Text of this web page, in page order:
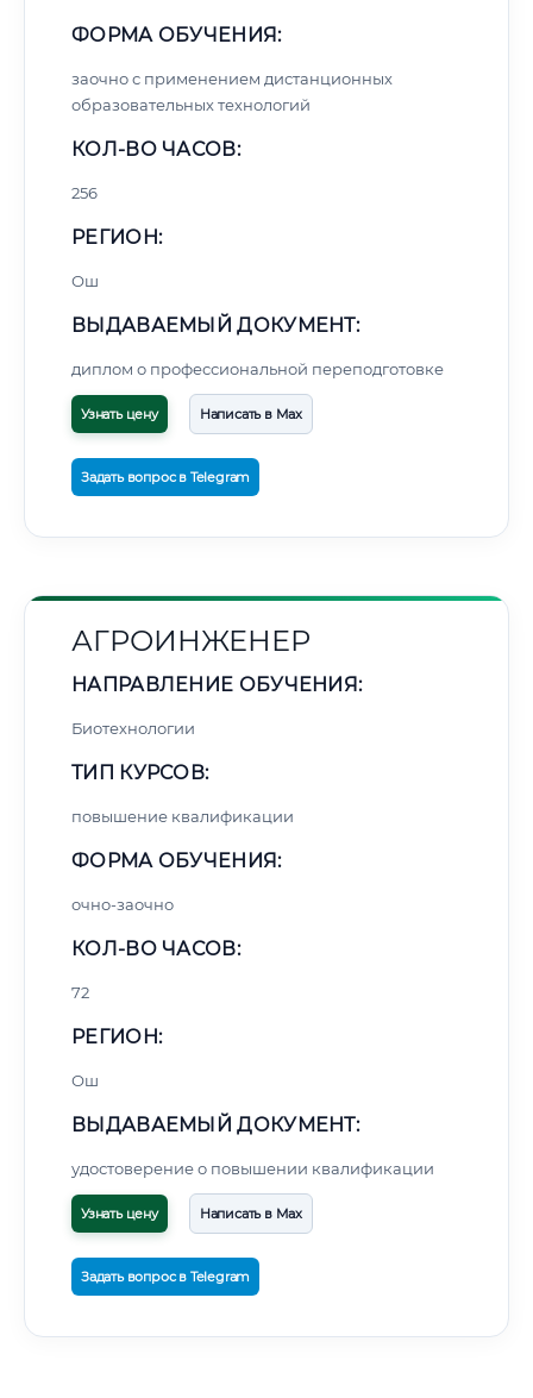
ФОРМА ОБУЧЕНИЯ:
заочно с применением дистанционных
образовательных технологий
КОЛ-ВО ЧАСОВ:
256
РЕГИОН:
Ош
ВЫДАВАЕМЫЙ ДОКУМЕНТ:
диплом о профессиональной переподготовке
Узнать цену Написать в Max
Задать вопрос в Telegram
АГРОИНЖЕНЕР
НАПРАВЛЕНИЕ ОБУЧЕНИЯ:
Биотехнологии
ТИП КУРСОВ:
повышение квалификации
ФОРМА ОБУЧЕНИЯ:
очно-заочно
КОЛ-ВО ЧАСОВ:
72
РЕГИОН:
Ош
ВЫДАВАЕМЫЙ ДОКУМЕНТ:
удостоверение о повышении квалификации
Узнать цену Написать в Max
Задать вопрос в Telegram